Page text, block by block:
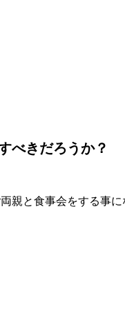
べきだろうか？
と食事会をする事